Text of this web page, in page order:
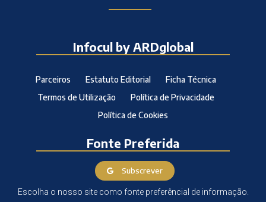
Infocul by ARDglobal
Parceiros Estatuto Editorial
Ficha Técnica
Termos de Utilização
Política de Privacidade
Política de Cookies
Fonte Preferida
Subscrever
Escolha o nosso site como fonte preferêncial de informação.